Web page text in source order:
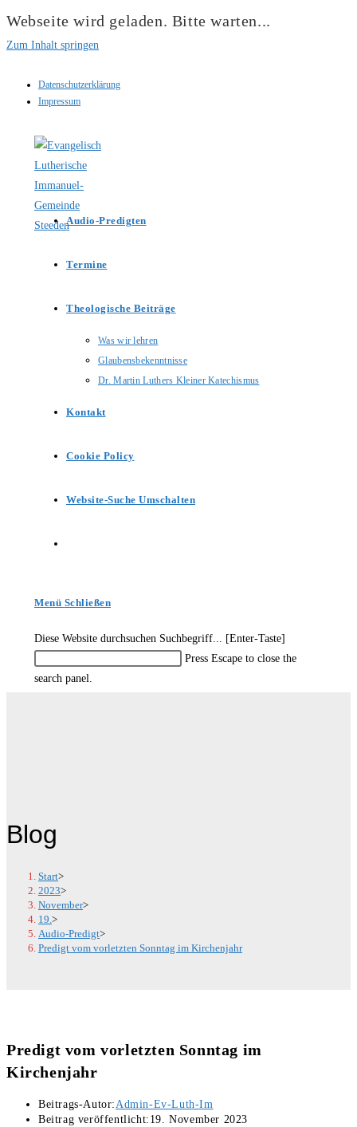
Webseite wird geladen. Bitte warten...
Zum Inhalt springen
Datenschutzerklärung
Impressum
Audio-Predigten
Termine
Theologische Beiträge
Was wir lehren
Glaubensbekenntnisse
Dr. Martin Luthers Kleiner Katechismus
Kontakt
Cookie Policy
Website-Suche Umschalten
Menü Schließen
Diese Website durchsuchen Suchbegriff... [Enter-Taste]
Press Escape to close the
search panel.
Blog
Start>
2023>
November>
19. >
Audio-Predigt>
Predigt vom vorletzten Sonntag im Kirchenjahr
Predigt vom vorletzten Sonntag im
Kirchenjahr
Beitrags-Autor:Admin-Ev-Luth-Im
Beitrag veröffentlicht: 19. November 2023